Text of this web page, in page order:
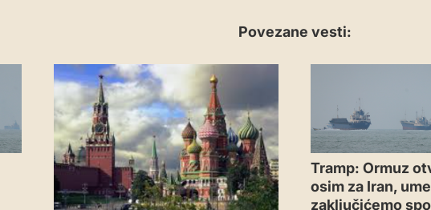
Povezane vesti:
Tramp: Ormuz
osim za Iran,
zaključićemo